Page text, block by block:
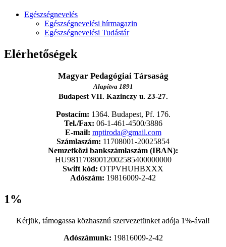
Egészségnevelés
Egészségnevelési hírmagazin
Egészségnevelési Tudástár
Elérhetőségek
Magyar Pedagógiai Társaság
Alapítva 1891
Budapest VII. Kazinczy u. 23-27.
Postacím: 1364. Budapest, Pf. 176.
Tel./Fax: 06-1-461-4500/3886
E-mail: mptiroda@gmail.com
Számlaszám: 11708001-20025854
Nemzetközi bankszámlaszám (IBAN):
HU98117080012002585400000000
Swift kód: OTPVHUHBXXX
Adószám: 19816009-2-42
1%
Kérjük, támogassa közhasznú szervezetünket adója 1%-ával!
Adószámunk: 19816009-2-42